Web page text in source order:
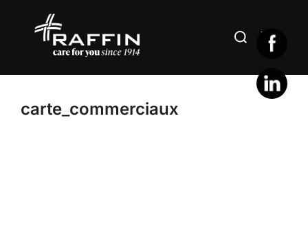
Search
carte_commerciaux